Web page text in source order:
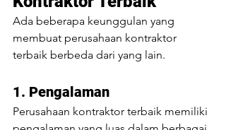
Ada beberapa keunggulan yang
membuat perusahaan kontraktor
terbaik berbeda dari yang lain.
1. Pengalaman
Perusahaan kontraktor terbaik memiliki